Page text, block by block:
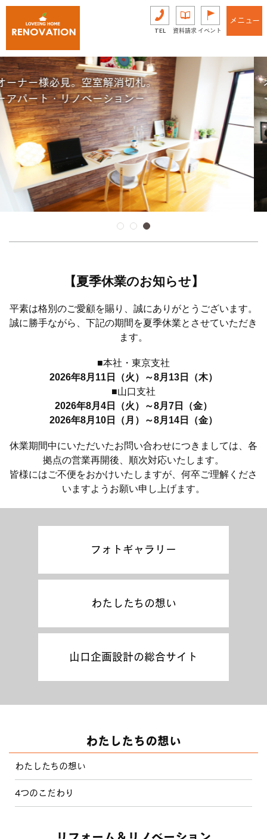
TEL 資料請求 イベント
メニュー
オフィスを効率よく、より快適に。
－オフィス・リノベーション－
【夏季休業のお知らせ】
平素は格別のご愛顧を賜り、誠にありがとうございます。
誠に勝手ながら、下記の期間を夏季休業とさせていただき
ます。
■本社・東京支社
2026年8月11日（火）～8月13日（木）
■山口支社
2026年8月4日（火）～8月7日（金）
2026年8月10日（月）～8月14日（金）
休業期間中にいただいたお問い合わせにつきましては、各
拠点の営業再開後、順次対応いたします。
皆様にはご不便をおかけいたしますが、何卒ご理解くださ
いますようお願い申し上げます。
フォトギャラリー
わたしたちの想い
山口企画設計の総合サイト
わたしたちの想い
わたしたちの想い
4つのこだわり
リフォーム＆リノベーション